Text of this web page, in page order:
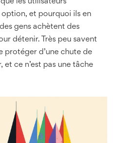
les utilisateurs
option, et pourquoi ils en
gens achètent des
détenir. Très peu savent
protéger d’une chute de
ce n’est pas une tâche